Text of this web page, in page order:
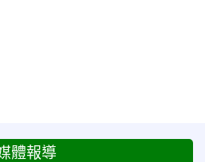
體報導